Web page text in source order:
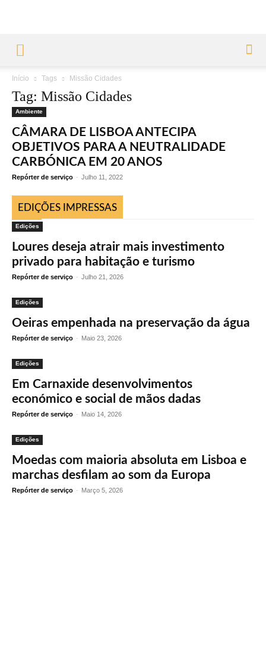
Início Tags Missão Cidades
Tag: Missão Cidades
Ambiente
CÂMARA DE LISBOA ANTECIPA
OBJETIVOS PARA A NEUTRALIDADE
CARBÓNICA EM 20 ANOS
Repórter de serviço - Julho 11, 2022
EDIÇÕES IMPRESSAS
Edições
Loures deseja atrair mais investimento
privado para habitação e turismo
Repórter de serviço - Julho 21, 2026
Edições
Oeiras empenhada na preservação da água
Repórter de serviço - Maio 23, 2026
Edições
Em Carnaxide desenvolvimentos
económico e social de mãos dadas
Repórter de serviço - Maio 14, 2026
Edições
Moedas com maioria absoluta em Lisboa e
marchas desfilam ao som da Europa
Repórter de serviço - Março 5, 2026